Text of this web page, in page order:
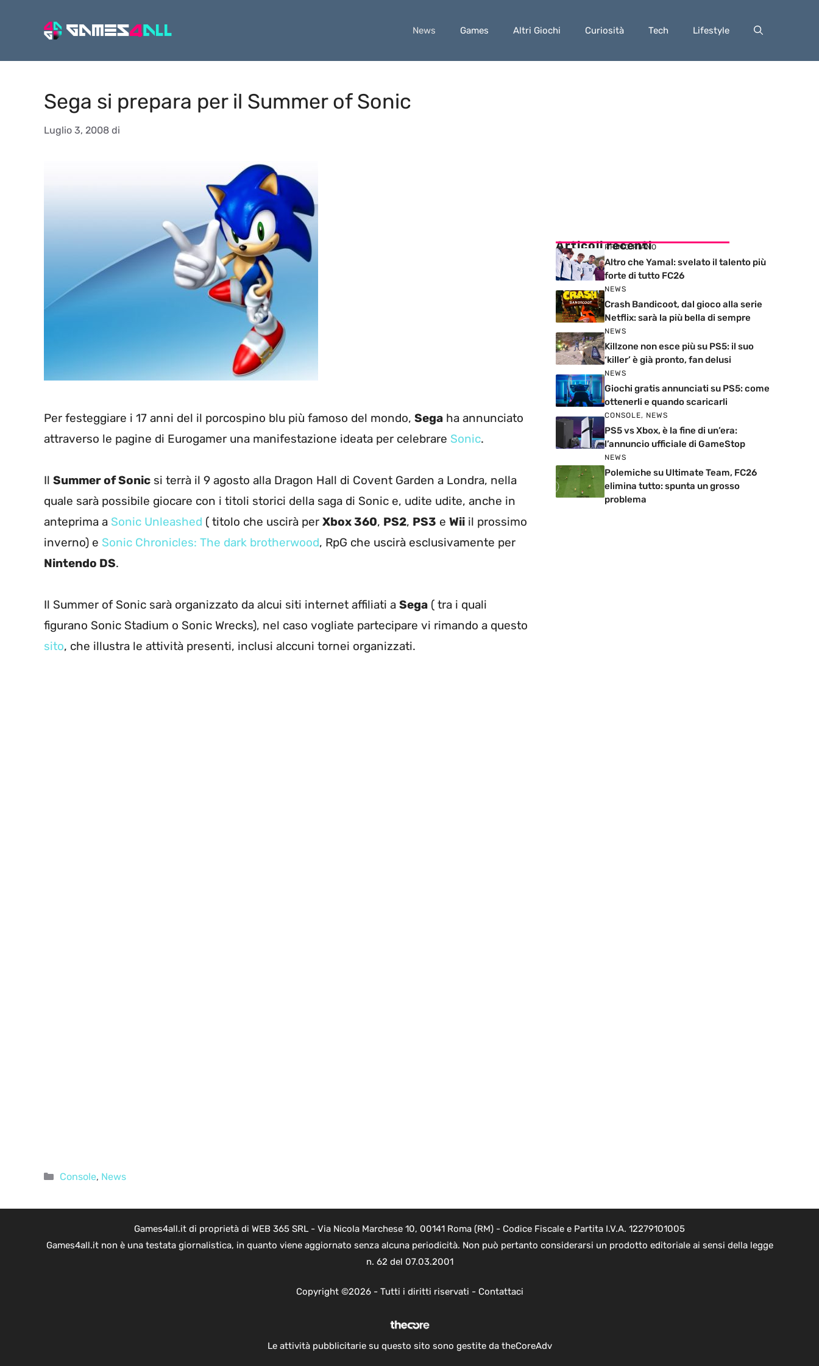
News Games Altri Giochi Curiosità Tech Lifestyle
Sega si prepara per il Summer of Sonic
Luglio 3, 2008 di
Per festeggiare i 17 anni del il porcospino blu più famoso del mondo, Sega ha annunciato
attraverso le pagine di Eurogamer una manifestazione ideata per celebrare Sonic.
Il Summer of Sonic si terrà il 9 agosto alla Dragon Hall di Covent Garden a Londra, nella
quale sarà possibile giocare con i titoli storici della saga di Sonic e, udite udite, anche in
anteprima a Sonic Unleashed ( titolo che uscirà per Xbox 360, PS2, PS3 e Wii il prossimo
inverno) e Sonic Chronicles: The dark brotherwood, RpG che uscirà esclusivamente per
Nintendo DS.
Il Summer of Sonic sarà organizzato da alcui siti internet affiliati a Sega ( tra i quali
figurano Sonic Stadium o Sonic Wrecks), nel caso vogliate partecipare vi rimando a questo
sito, che illustra le attività presenti, inclusi alccuni tornei organizzati.
Categorie
Console, News
Articoli recenti
PRIMO PIANO
Altro che Yamal: svelato il talento più
forte di tutto FC26
NEWS
Crash Bandicoot, dal gioco alla serie
Netflix: sarà la più bella di sempre
NEWS
Killzone non esce più su PS5: il suo
‘killer’ è già pronto, fan delusi
NEWS
Giochi gratis annunciati su PS5: come
ottenerli e quando scaricarli
CONSOLE, NEWS
PS5 vs Xbox, è la fine di un’era:
l’annuncio ufficiale di GameStop
NEWS
Polemiche su Ultimate Team, FC26
elimina tutto: spunta un grosso
problema
Games4all.it di proprietà di WEB 365 SRL - Via Nicola Marchese 10, 00141 Roma (RM) - Codice Fiscale e Partita I.V.A. 12279101005
Games4all.it non è una testata giornalistica, in quanto viene aggiornato senza alcuna periodicità. Non può pertanto considerarsi un prodotto editoriale ai sensi della legge
n. 62 del 07.03.2001
Copyright ©2026 - Tutti i diritti riservati - Contattaci
Le attività pubblicitarie su questo sito sono gestite da theCoreAdv